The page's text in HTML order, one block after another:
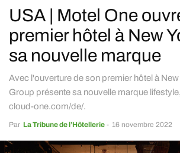
USA | Motel One
premier hôtel à New
sa nouvelle marque
Avec l'ouverture de son premier hôtel à
Group présente sa nouvelle marque
cloud-one.com/de/.
Par La Tribune de l’Hôtellerie - 16 novembre 2022